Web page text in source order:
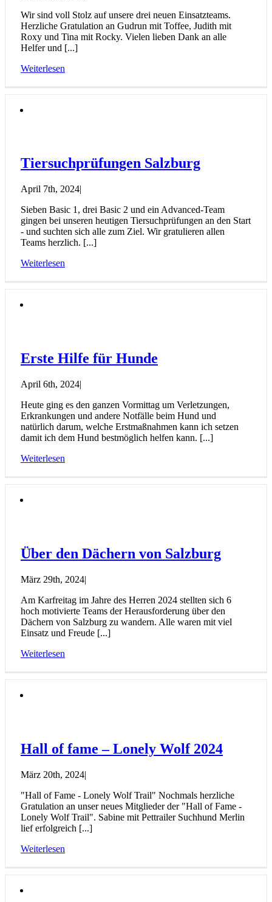
Wir sind voll Stolz auf unsere drei neuen Einsatzteams.
Herzliche Gratulation an Gudrun mit Toffee, Judith mit
Roxy und Tina mit Rocky. Vielen lieben Dank an alle
Helfer und [...]
Weiterlesen
Tiersuchprüfungen Salzburg
April 7th, 2024|
Sieben Basic 1, drei Basic 2 und ein Advanced-Team
gingen bei unseren heutigen Tiersuchprüfungen an den Start
- und suchten sich alle zum Ziel. Wir gratulieren allen
Teams herzlich. [...]
Weiterlesen
Erste Hilfe für Hunde
April 6th, 2024|
Heute ging es den ganzen Vormittag um Verletzungen,
Erkrankungen und andere Notfälle beim Hund und
natürlich darum, welche Erstmaßnahmen kann ich setzen
damit ich dem Hund bestmöglich helfen kann. [...]
Weiterlesen
Über den Dächern von Salzburg
März 29th, 2024|
Am Karfreitag im Jahre des Herren 2024 stellten sich 6
hoch motivierte Teams der Herausforderung über den
Dächern von Salzburg zu wandern. Alle waren mit viel
Einsatz und Freude [...]
Weiterlesen
Hall of fame – Lonely Wolf 2024
März 20th, 2024|
"Hall of Fame - Lonely Wolf Trail" Nochmals herzliche
Gratulation an unser neues Mitglieder der "Hall of Fame -
Lonely Wolf Trail". Sabine mit Pettrailer Suchhund Merlin
lief erfolgreich [...]
Weiterlesen